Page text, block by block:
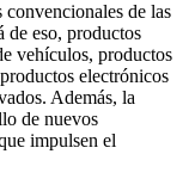
de las
de eso, productos
vehículos, productos
electrónicos
Además, la
de nuevos
impulsen el